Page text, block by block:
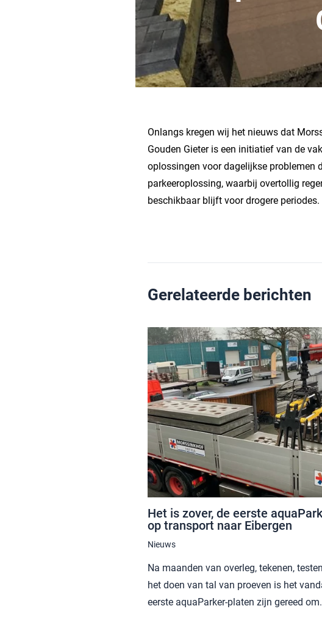
Onlangs kregen wij het nieuws dat
Gouden Gieter is een initiatief van de
oplossingen voor dagelijkse problemen
parkeeroplossing, waarbij overtollig
beschikbaar blijft voor drogere
Gerelateerde berichten
Het is zover, de eerste
op transport naar Eibergen
Nieuws
Na maanden van overleg, tekenen,
het doen van tal van proeven is het
eerste aquaParker-platen zijn gereed